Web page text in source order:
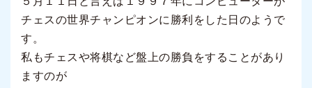
チェスの世界チャンピオンに勝利をした日のようで
す。
私もチェスや将棋など盤上の勝負をすることがあり
ますのが